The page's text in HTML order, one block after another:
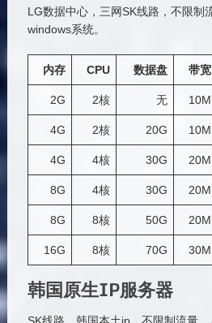
LG数据中心，三网SK线路，不限制
windows系统。
内存 CPU 数据盘 带宽
2G 2核 无 10M
4G 2核 20G 10M
4G 4核 30G 20M
8G 4核 30G 20M
8G 8核 50G 20M
16G 8核 70G 30M
韩国原生IP服务器